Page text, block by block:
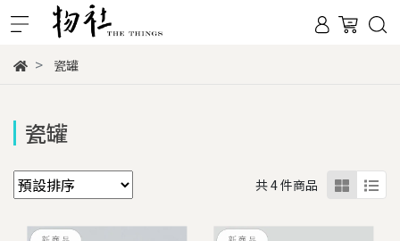
瓷罐
瓷罐
共 4 件商品